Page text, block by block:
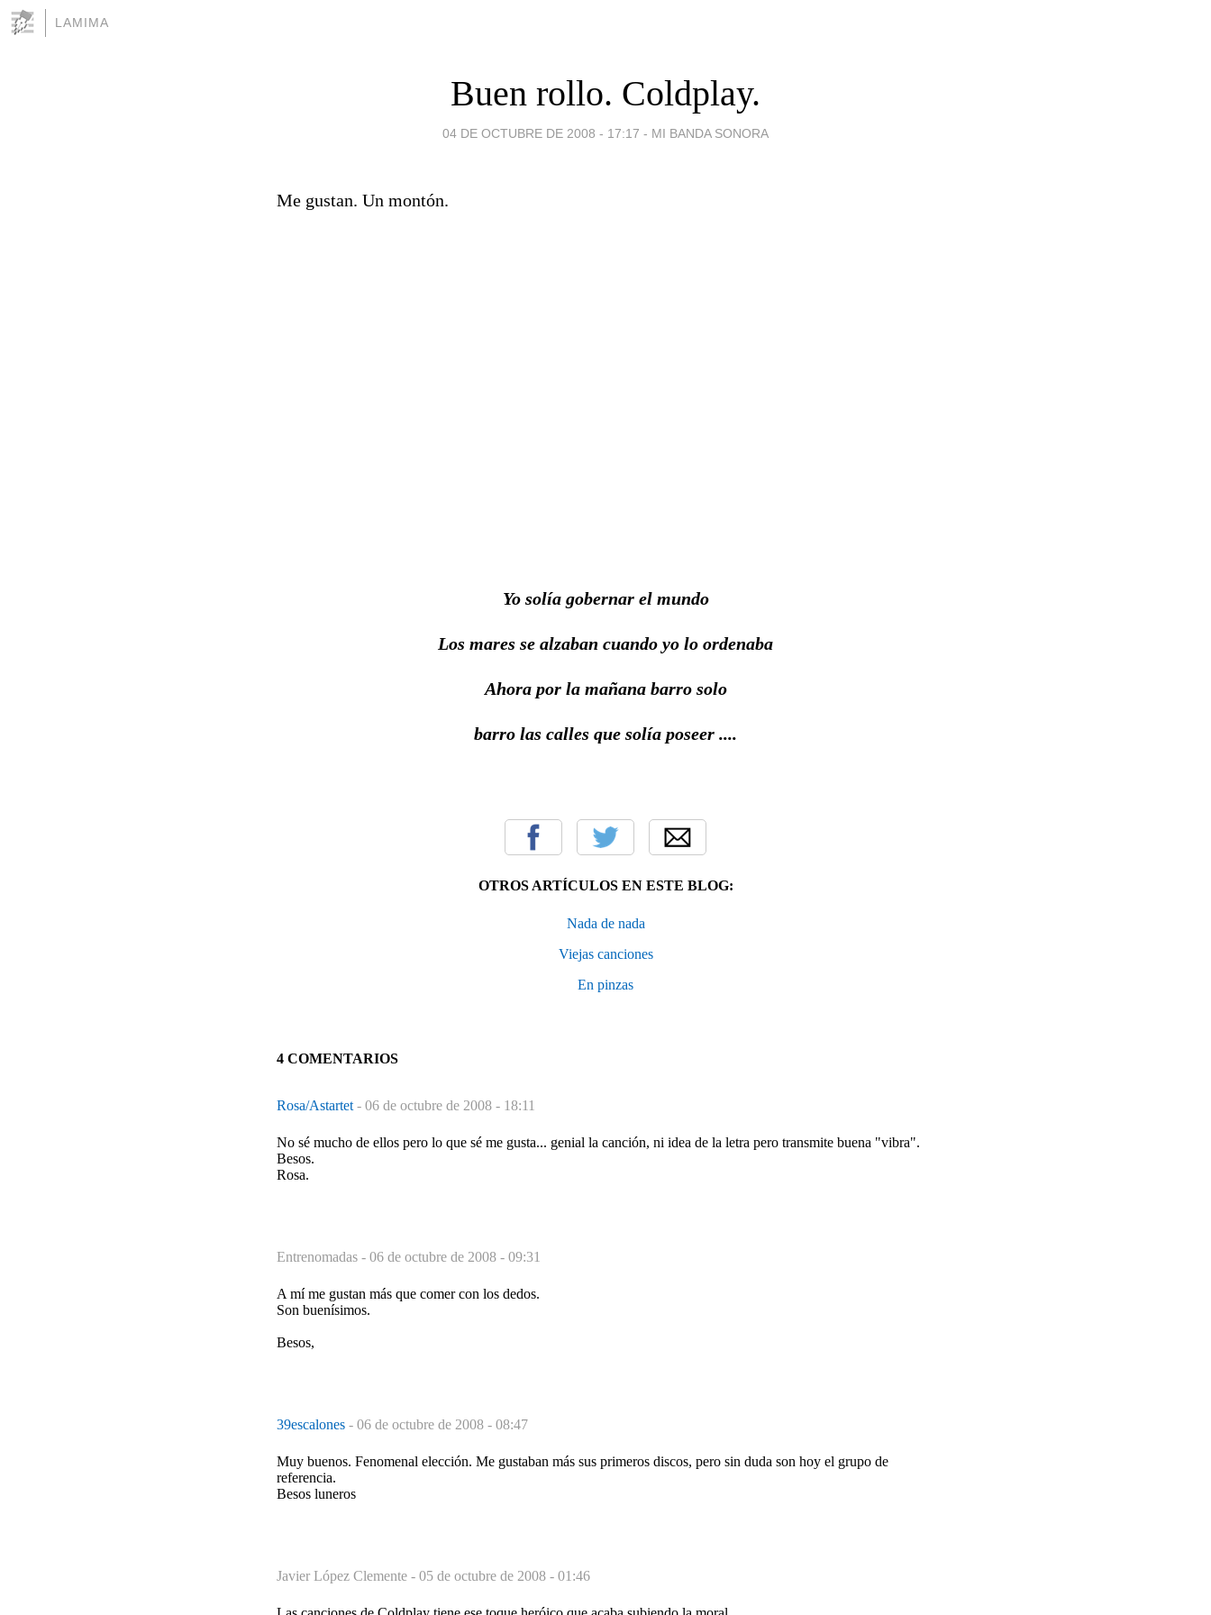
LAMIMA
Buen rollo. Coldplay.
04 DE OCTUBRE DE 2008 - 17:17 - MI BANDA SONORA
Me gustan. Un montón.
Yo solía gobernar el mundo
Los mares se alzaban cuando yo lo ordenaba
Ahora por la mañana barro solo
barro las calles que solía poseer ....
OTROS ARTÍCULOS EN ESTE BLOG:
Nada de nada
Viejas canciones
En pinzas
4 COMENTARIOS
Rosa/Astartet - 06 de octubre de 2008 - 18:11
No sé mucho de ellos pero lo que sé me gusta... genial la canción, ni idea de la letra pero transmite buena "vibra".
Besos.
Rosa.
Entrenomadas - 06 de octubre de 2008 - 09:31
A mí me gustan más que comer con los dedos.
Son buenísimos.
Besos,
39escalones - 06 de octubre de 2008 - 08:47
Muy buenos. Fenomenal elección. Me gustaban más sus primeros discos, pero sin duda son hoy el grupo de
referencia.
Besos luneros
Javier López Clemente - 05 de octubre de 2008 - 01:46